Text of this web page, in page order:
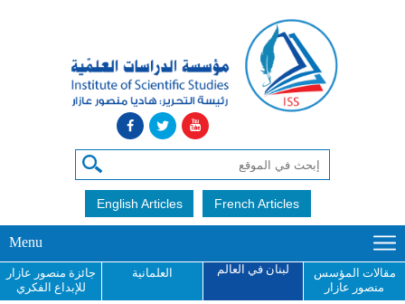
English Articles French Articles
Menu
مقالات المؤسس
منصور عازار
لبنان في العالم العلمانية
جائزة منصور عازار
للإبداع الفكري